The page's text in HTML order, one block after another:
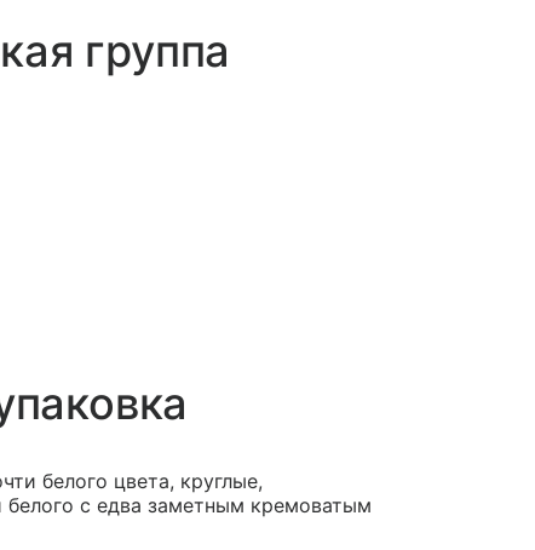
группа
белого цвета, круглые,
белого с едва заметным кремоватым